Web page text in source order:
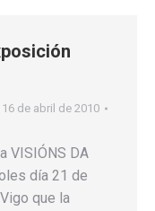
16 de abril de 2010
VISIÓNS DA
día 21 de
que la